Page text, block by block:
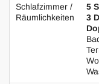
mit Dusche.
Im Außenbereich
Zur Villa gehört
Schlafzimmer /
Räumlichkeiten
5
3